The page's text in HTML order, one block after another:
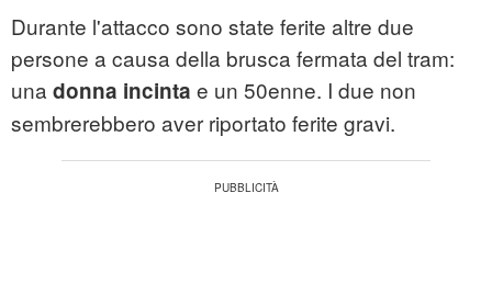
Durante l'attacco sono state ferite altre due
persone a causa della brusca fermata del tram:
una donna incinta e un 50enne. I due non
sembrerebbero aver riportato ferite gravi.